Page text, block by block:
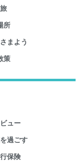
所
まよう
策
ュー
過ごす
保険